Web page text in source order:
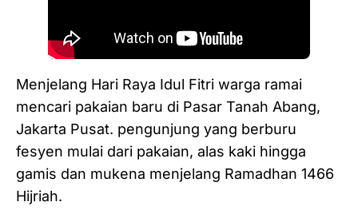
Menjelang Hari Raya Idul Fitri warga ramai
mencari pakaian baru di Pasar Tanah Abang,
Jakarta Pusat. pengunjung yang berburu
fesyen mulai dari pakaian, alas kaki hingga
gamis dan mukena menjelang Ramadhan 1466
Hijriah.